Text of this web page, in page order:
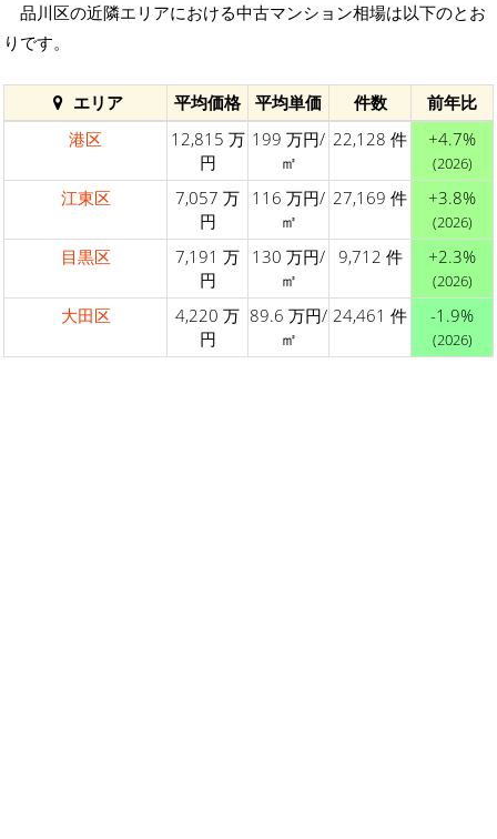
品川区の近隣エリアにおける中古マンション相場は以下のとお
りです。
エリア 平均価格 平均単価 件数
前年比
港区
12,815 万
円
199 万円/
㎡
22,128 件 +4.7%
(2026)
江東区
7,057 万
円
116 万円/
㎡
27,169 件 +3.8%
(2026)
目黒区
7,191 万
円
130 万円/
㎡
9,712 件 +2.3%
(2026)
大田区
4,220 万
円
89.6 万円/
㎡
24,461 件 -1.9%
(2026)